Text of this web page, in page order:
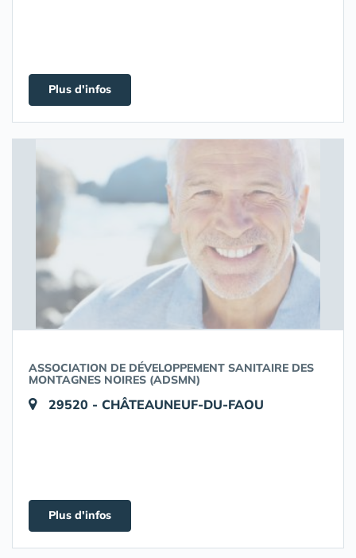
Plus d'infos
ASSOCIATION DE DÉVELOPPEMENT SANITAIRE DES
MONTAGNES NOIRES (ADSMN)
29520 - CHÂTEAUNEUF-DU-FAOU
Plus d'infos